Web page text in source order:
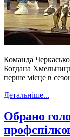
Команда
Богдана
перше місце в
Детальніше...
Обрано